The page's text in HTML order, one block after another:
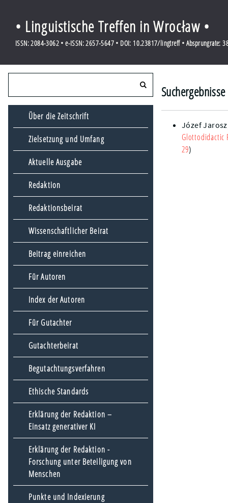
• Linguistische Treffen in Wrocław •
ISSN: 2084-3062 • e-ISSN: 2657-5647 • DOI: 10.23817/lingtreff • Absprungrate:
Über die Zeitschrift
Zielsetzung und Umfang
Aktuelle Ausgabe
Redaktion
Redaktionsbeirat
Wissenschaftlicher Beirat
Beitrag einreichen
Für Autoren
Index der Autoren
Für Gutachter
Gutachterbeirat
Begutachtungsverfahren
Ethische Standards
Erklärung der Redaktion –
Einsatz generativer KI
Erklärung der Redaktion -
Forschung unter Beteiligung von
Menschen
Punkte und Indexierung
Józef Jarosz
Glottodidactic
29)